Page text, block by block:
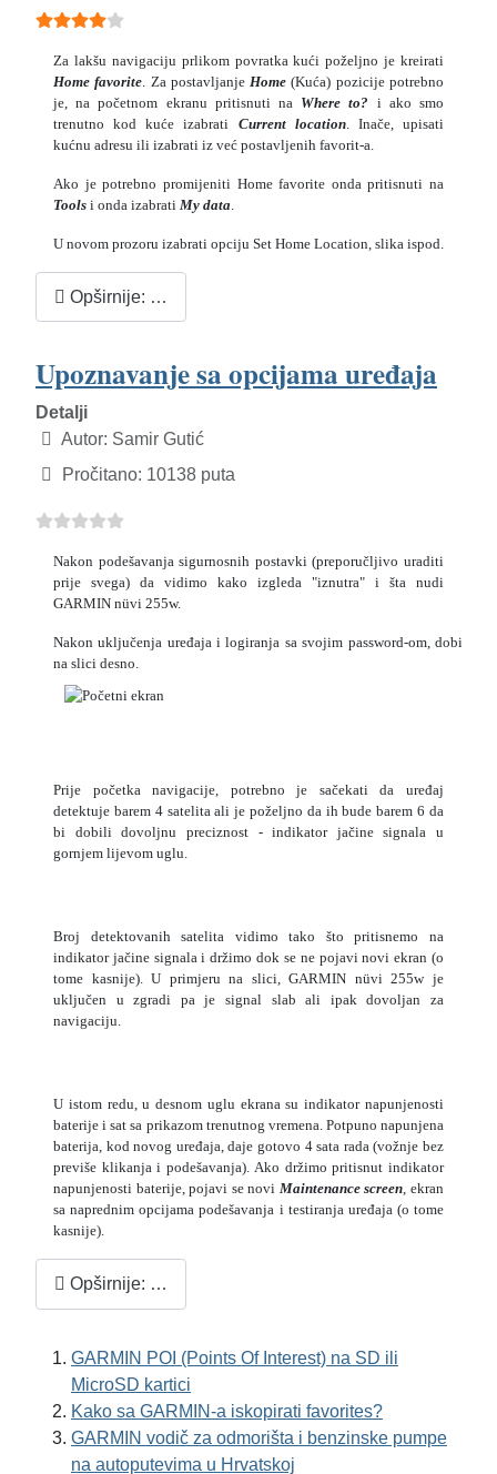
Ocjene članaka:
Za lakšu navigaciju prlikom povratka kući poželjno je kreirati
Home favorite. Za postavljanjeHome (Kuća) pozicije potrebno
je, na početnom ekranu pritisnuti na Where to? i ako smo
trenutno kod kuće izabrati Current location. Inače, upisati
kućnu adresu ili izabrati iz već postavljenih favorit-a.
Ako je potrebno promijeniti Home favorite onda pritisnuti na
Tools i onda izabrati My data.
U novom prozoru izabrati opciju Set Home Location, slika ispod.
Opširnije: …
Upoznavanje sa opcijama uređaja
Detalji
Autor: Samir Gutić
Pročitano: 10138 puta
Nakon podešavanja sigurnosnih postavki (preporučljivo uraditi
prije svega) da vidimo kako izgleda "iznutra" i šta nudi
GARMIN nüvi 255w.
Nakon uključenja uređaja i logiranja sa svojim password-om,
na slici desno.
Prije početka navigacije, potrebno je sačekati da uređaj
detektuje barem 4 satelita ali je poželjno da ih bude barem 6 da
bi dobili dovoljnu preciznost - indikator jačine signala u
gornjem lijevom uglu.
Broj detektovanih satelita vidimo tako što pritisnemo na
indikator jačine signala i držimo dok se ne pojavi novi ekran (o
tome kasnije). U primjeru na slici, GARMIN nüvi 255w je
uključen u zgradi pa je signal slab ali ipak dovoljan za
navigaciju.
U istom redu, u desnom uglu ekrana su indikator napunjenosti
baterije i sat sa prikazom trenutnog vremena. Potpuno napunjena
baterija, kod novog uređaja, daje gotovo 4 sata rada (vožnje bez
previše klikanja i podešavanja). Ako držimo pritisnut indikator
napunjenosti baterije, pojavi se novi Maintenance screen, ekran
sa naprednim opcijama podešavanja i testiranja uređaja (o tome
kasnije).
Opširnije: …
GARMIN POI (Points Of Interest) na SD ili
MicroSD kartici
Kako sa GARMIN-a iskopirati favorites?
GARMIN vodič za odmorišta i benzinske pumpe
na autoputevima u Hrvatskoj